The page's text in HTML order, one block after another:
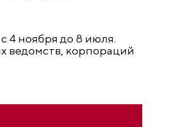
4 ноября до 8 июля.
ведомств, корпораций